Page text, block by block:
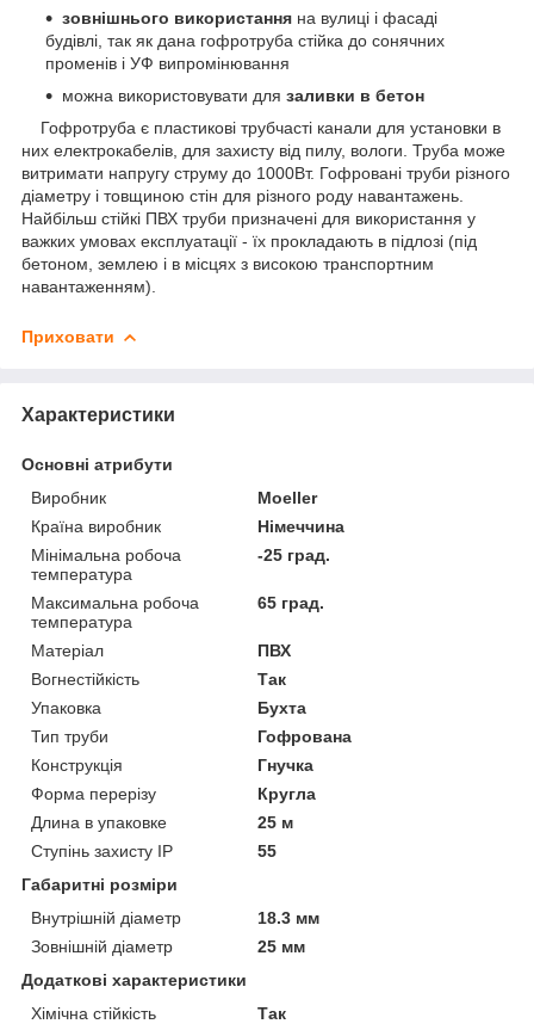
зовнішнього використання на вулиці і фасаді
будівлі, так як дана гофротруба стійка до сонячних
променів і УФ випромінювання
можна використовувати для заливки в бетон
Гофротруба є пластикові трубчасті канали для установки в
них електрокабелів, для захисту від пилу, вологи. Труба може
витримати напругу струму до 1000Вт. Гофровані труби різного
діаметру і товщиною стін для різного роду навантажень.
Найбільш стійкі ПВХ труби призначені для використання у
важких умовах експлуатації - їх прокладають в підлозі (під
бетоном, землею і в місцях з високою транспортним
навантаженням).
Приховати
Характеристики
Основні атрибути
Виробник
Moeller
Країна виробник
Німеччина
Мінімальна робоча
температура
-25 град.
Максимальна робоча
температура
65 град.
Матеріал
ПВХ
Вогнестійкість
Так
Упаковка
Бухта
Тип труби
Гофрована
Конструкція
Гнучка
Форма перерізу
Кругла
Длина в упаковке
25 м
Ступінь захисту IP
55
Габаритні розміри
Внутрішній діаметр
18.3 мм
Зовнішній діаметр
25 мм
Додаткові характеристики
Хімічна стійкість
Так